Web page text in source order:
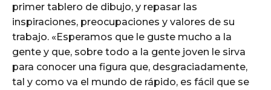
primer tablero de dibujo, y repasar las
inspiraciones, preocupaciones y valores de su
trabajo. «Esperamos que le guste mucho a la
gente y que, sobre todo a la gente joven le sirva
para conocer una figura que, desgraciadamente,
tal y como va el mundo de rápido, es fácil que se